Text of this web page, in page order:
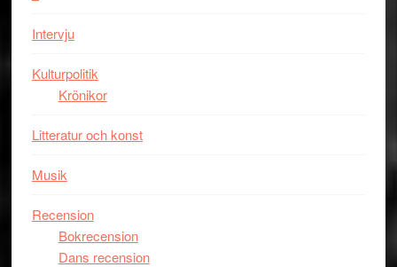
Intervju
Kulturpolitik
Krönikor
Litteratur och konst
Musik
Recension
Bokrecension
Dans recension